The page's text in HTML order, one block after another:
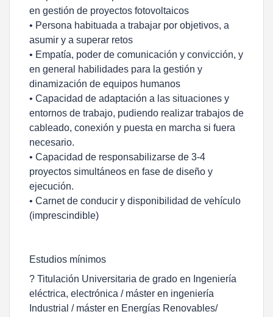
en gestión de proyectos fotovoltaicos
• Persona habituada a trabajar por objetivos, a
asumir y a superar retos
• Empatía, poder de comunicación y convicción, y
en general habilidades para la gestión y
dinamización de equipos humanos
• Capacidad de adaptación a las situaciones y
entornos de trabajo, pudiendo realizar trabajos de
cableado, conexión y puesta en marcha si fuera
necesario.
• Capacidad de responsabilizarse de 3-4
proyectos simultáneos en fase de diseño y
ejecución.
• Carnet de conducir y disponibilidad de vehículo
(imprescindible)
Estudios mínimos
? Titulación Universitaria de grado en Ingeniería
eléctrica, electrónica / máster en ingeniería
Industrial / máster en Energías Renovables/